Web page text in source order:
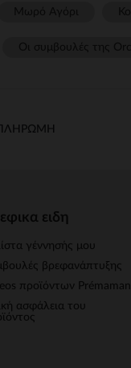
ειδη
γέννησής μου
βρεφανάπτυξης
προϊόντων Prémaman
ασφάλεια του